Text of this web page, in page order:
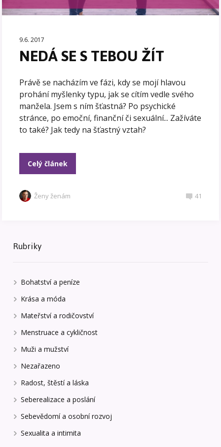
9.6. 2017
NEDÁ SE S TEBOU ŽÍT
Právě se nacházím ve fázi, kdy se mojí hlavou
prohání myšlenky typu, jak se cítím vedle svého
manžela. Jsem s ním šťastná? Po psychické
stránce, po emoční, finanční či sexuální... Zažíváte
to také? Jak tedy na šťastný vztah?
Celý článek
Ženy ženám 41
Rubriky
Bohatství a peníze
Krása a móda
Mateřství a rodičovství
Menstruace a cykličnost
Muži a mužství
Nezařazeno
Radost, štěstí a láska
Seberealizace a poslání
Sebevědomí a osobní rozvoj
Sexualita a intimita